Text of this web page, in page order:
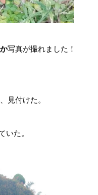
写真が撮れました！
見付けた。
いた。